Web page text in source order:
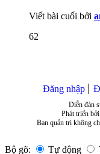
Viết bài cuối bởi
62
Đăng nhập
Diễn đàn
Phát triển
Ban quản trị không
Bộ gõ: Tự động